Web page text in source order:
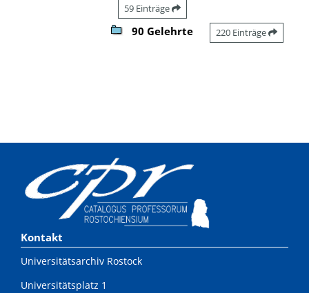
59 Einträge
90 Gelehrte 220 Einträge
Kontakt
Universitätsarchiv Rostock
Universitätsplatz 1